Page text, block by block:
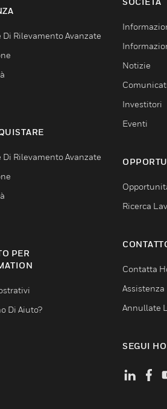
Di Rilevamento Avanzate
Di Rilevamento Avanzate
PER
Di Aiuto?
Notizie
Investitori
Eventi
Ricerca
Contatta
Assistenza
Annullate
SEGUI